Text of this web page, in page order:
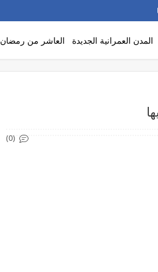
المدن العمرانية الجديدة العاشر من رمضان
(0)